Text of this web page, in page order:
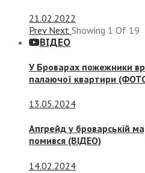
21.02.2022
Prev Next Showing 1 Of 19
ВІДЕО
У Броварах пожежники
палаючої квартири
13.05.2024
Апгрейд у броварській
помився (ВІДЕО)
14.02.2024